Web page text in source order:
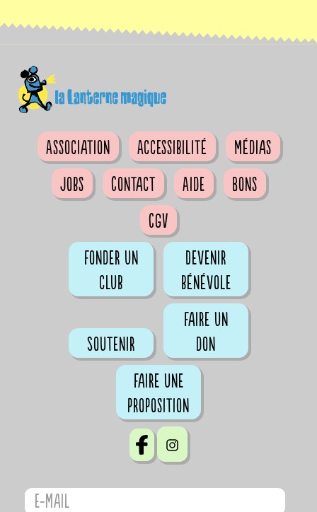
Association Accessibilité
Médias
Jobs
Contact Aide
Bons
CGV
Fonder un
club
Devenir
bénévole
Soutenir
Faire un
don
Faire une
proposition